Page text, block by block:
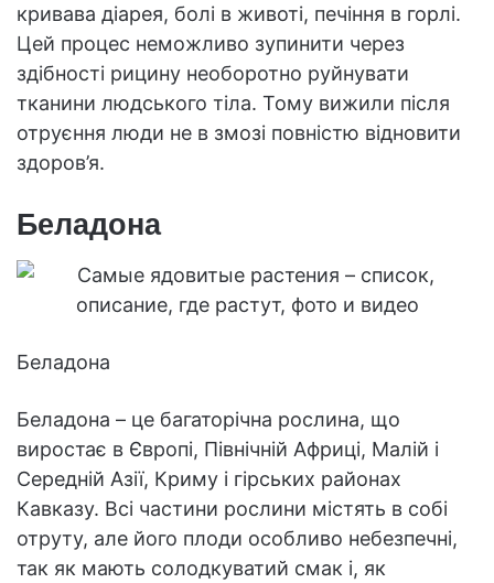
кривава діарея, болі в животі, печіння в горлі.
Цей процес неможливо зупинити через
здібності рицину необоротно руйнувати
тканини людського тіла. Тому вижили після
отруєння люди не в змозі повністю відновити
здоров’я.
Беладона
Беладона
Беладона – це багаторічна рослина, що
виростає в Європі, Північній Африці, Малій і
Середній Азії, Криму і гірських районах
Кавказу. Всі частини рослини містять в собі
отруту, але його плоди особливо небезпечні,
так як мають солодкуватий смак і, як